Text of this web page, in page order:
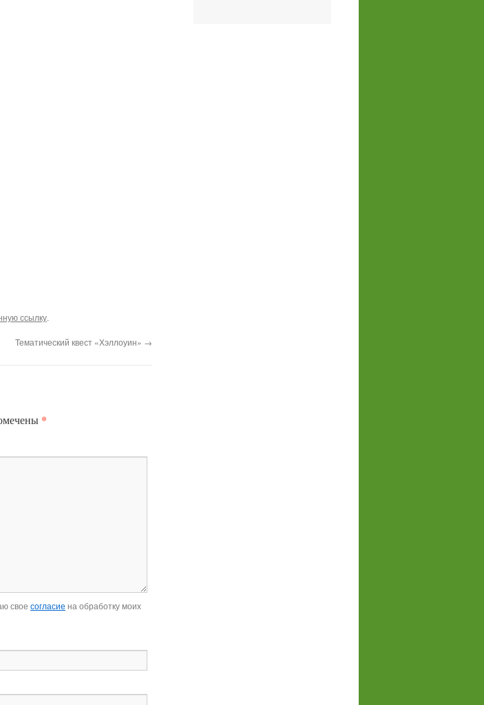
ссылку.
Тематический квест «Хэллоуин» →
*
свое согласие на обработку моих